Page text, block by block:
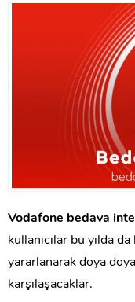
Vodafone bedava
kullanıcılar bu yılda
yararlanarak doya doya
karşılaşacaklar.